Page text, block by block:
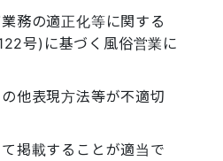
務の適正化等に関する
号)に基づく風俗営業に
他表現方法等が不適切
掲載することが適当で